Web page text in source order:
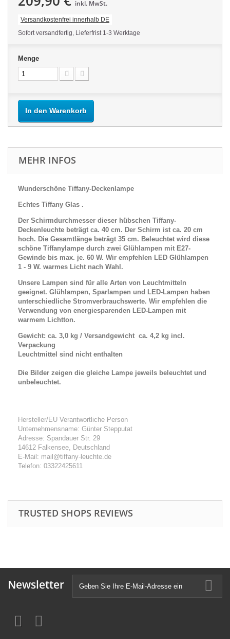
inkl. MwSt.
Versandkostenfrei innerhalb DE
Sofort versandfertig, Lieferfrist 1-3 Werktage
Menge
In den Warenkorb
MEHR INFOS
Wunderschöne Tiffany-Deckenlampe
Echtes Tiffany Glas .
Der Schirmdurchmesser dieser hübschen Tiffany-
Deckenleuchte beträgt ca. 40 cm. Der Schirm ist ca. 20 cm
hoch. Die Gesamtlänge beträgt 35 cm. Beleuchtet wird diese
schöne Tiffanylampe durch zwei Glühlampen mit E27-
Gewinde bis max. je. 60 W. Wir empfehlen LED Glühlampen
1 - 9 W. warmes Licht nach Wahl.
Unsere Lampen sind für alle Arten von Leuchtmitteln
geeignet. Glühlampen, Sparlampen und LED-Lampen haben
unterschiedliche Stromverbrauchswerte. Wir empfehlen die
Verwendung von energiesparenden LED-Lampen mit
warmem Lichtton.
Gewicht: ca. 3,0 kg / Versandgewicht ca. 4,2 kg incl.
Verpackung
Leuchtmittel sind nicht enthalten
Die Bilder zeigen die gleiche Lampe jeweils beleuchtet und
unbeleuchtet.
Hersteller/EU Verantwortliche Person
Unternehmensname: Günter Stepputat
Adresse: Spandauer Str. 29
14612 Falkensee, Deutschland
E-Mail: mail@tiffany-leuchte.de
Telefon: 03322425611
TRUSTED SHOPS REVIEWS
Newsletter